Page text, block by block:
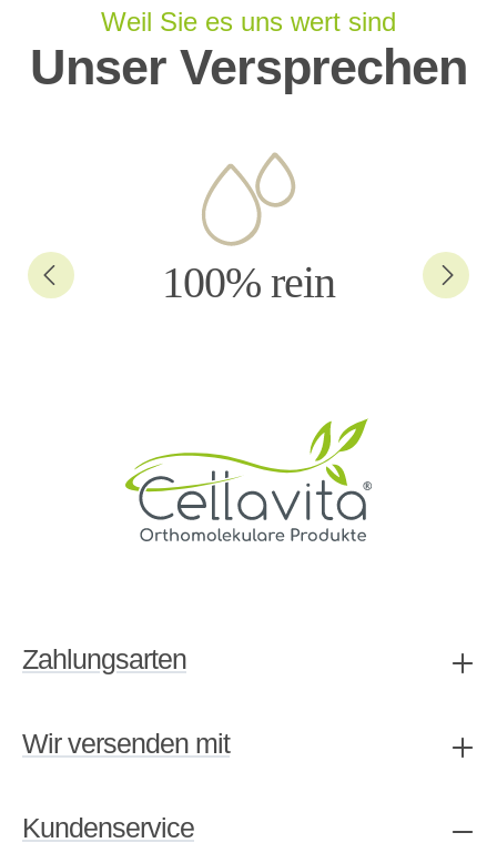
Weil Sie es uns wert sind
Unser Versprechen
100% rein
Zahlungsarten
Wir versenden mit
Kundenservice